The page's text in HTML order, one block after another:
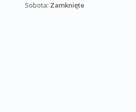
Sobota: Zamknięte